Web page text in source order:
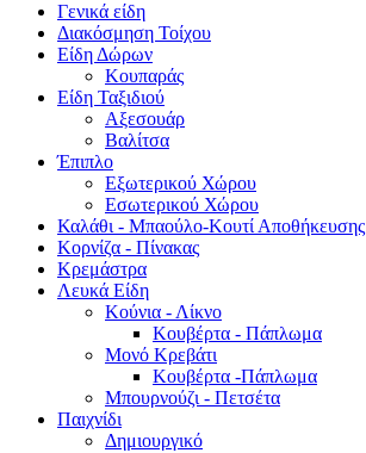
Γενικά είδη
Διακόσμηση Τοίχου
Είδη Δώρων
Κουπαράς
Είδη Ταξιδιού
Αξεσουάρ
Βαλίτσα
Έπιπλο
Εξωτερικού Χώρου
Εσωτερικού Χώρου
Καλάθι - Μπαούλο-Κουτί Αποθήκευσης
Κορνίζα - Πίνακας
Κρεμάστρα
Λευκά Είδη
Κούνια - Λίκνο
Κουβέρτα - Πάπλωμα
Μονό Κρεβάτι
Κουβέρτα -Πάπλωμα
Μπουρνούζι - Πετσέτα
Παιχνίδι
Δημιουργικό